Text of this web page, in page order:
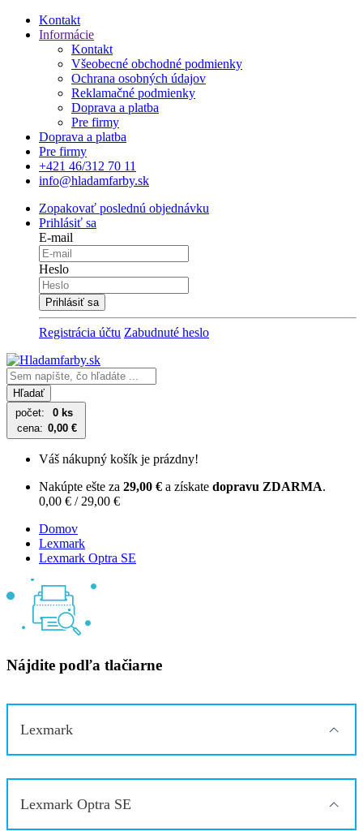
Kontakt
Informácie
Kontakt
Všeobecné obchodné podmienky
Ochrana osobných údajov
Reklamačné podmienky
Doprava a platba
Pre firmy
Doprava a platba
Pre firmy
+421 46/312 70 11
info@hladamfarby.sk
Zopakovať poslednú objednávku
Prihlásiť sa
E-mail
Heslo
Registrácia účtu Zabudnuté heslo
Hľadať
počet:
0 ks
cena: 0,00 €
Váš nákupný košík je prázdny!
Nakúpte ešte za 29,00 € a získate dopravu ZDARMA.
0,00 € / 29,00 €
Domov
Lexmark
Lexmark Optra SE
Nájdite podľa tlačiarne
Lexmark
Lexmark Optra SE